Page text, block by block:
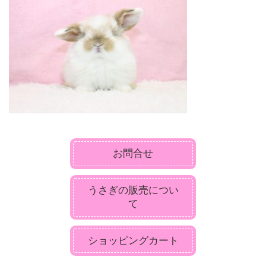
お問合せ
うさぎの販売につい
て
ショッピングカート